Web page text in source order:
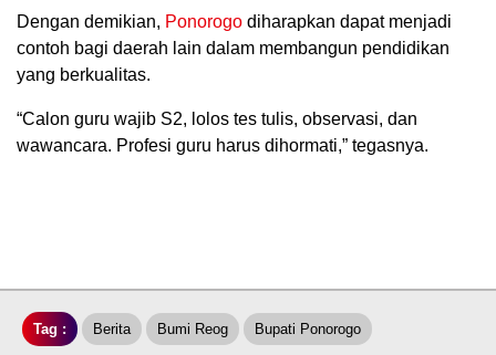
Dengan demikian, Ponorogo diharapkan dapat menjadi
contoh bagi daerah lain dalam membangun pendidikan
yang berkualitas.
“Calon guru wajib S2, lolos tes tulis, observasi, dan
wawancara. Profesi guru harus dihormati,” tegasnya.
Tag : Berita Bumi Reog Bupati Ponorogo